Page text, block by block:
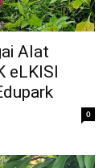
Alat
eLKISI
0